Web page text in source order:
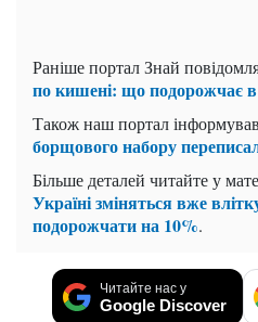
Раніше портал Знай
по кишені: що подорожчає в
Також наш портал
борщового набору
Більше деталей читайте у
Україні зміняться вже
подорожчати на 10%.
Читайте нас у
Google Discover